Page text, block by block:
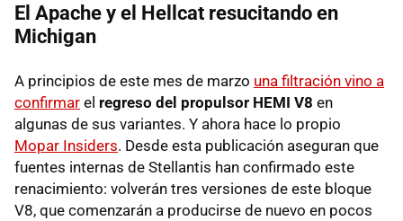
El Apache y el Hellcat resucitando en
Michigan
A principios de este mes de marzo una filtración vino a
confirmar el regreso del propulsor HEMI V8 en
algunas de sus variantes. Y ahora hace lo propio
Mopar Insiders. Desde esta publicación aseguran que
fuentes internas de Stellantis han confirmado este
renacimiento: volverán tres versiones de este bloque
V8, que comenzarán a producirse de nuevo en pocos